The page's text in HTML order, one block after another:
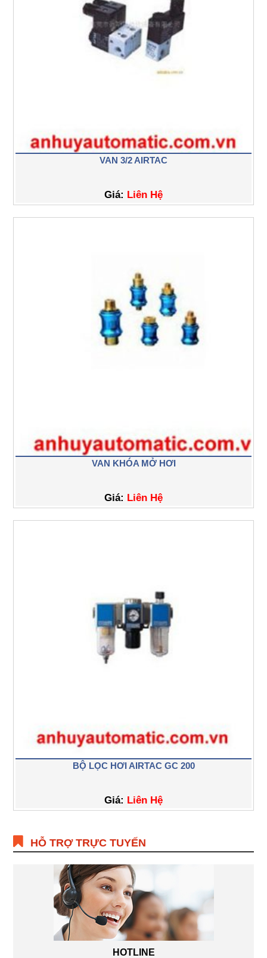
VAN 3/2 AIRTAC
Giá: Liên Hệ
VAN KHÓA MỞ HƠI
Giá: Liên Hệ
BỘ LỌC HƠI AIRTAC GC 200
Giá: Liên Hệ
HỖ TRỢ TRỰC TUYẾN
HOTLINE